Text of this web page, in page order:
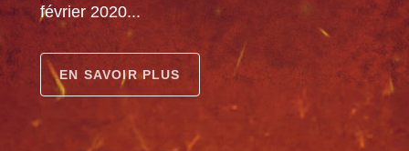
février 2020...
EN SAVOIR PLUS